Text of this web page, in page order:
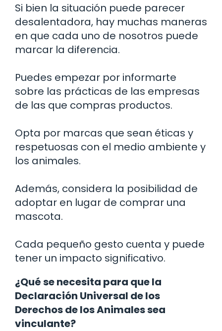
Si bien la situación puede parecer
desalentadora, hay muchas maneras
en que cada uno de nosotros puede
marcar la diferencia.
Puedes empezar por informarte
sobre las prácticas de las empresas
de las que compras productos.
Opta por marcas que sean éticas y
respetuosas con el medio ambiente y
los animales.
Además, considera la posibilidad de
adoptar en lugar de comprar una
mascota.
Cada pequeño gesto cuenta y puede
tener un impacto significativo.
¿Qué se necesita para que la
Declaración Universal de los
Derechos de los Animales sea
vinculante?